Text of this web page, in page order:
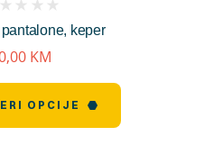
keper
KM
OPCIJE